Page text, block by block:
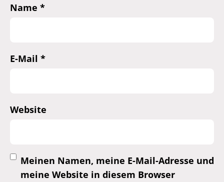
Name *
E-Mail *
Website
Meinen Namen, meine E-Mail-Adresse und
meine Website in diesem Browser